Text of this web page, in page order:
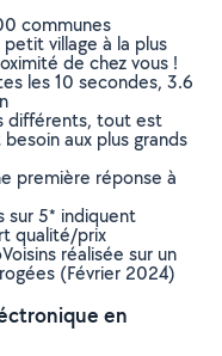
communes
village à la plus
de chez vous !
les 10 secondes, 3.6
différents, tout est
aux plus grands
première réponse à
sur 5* indiquent
qualité/prix
réalisée sur un
(Février 2024)
en